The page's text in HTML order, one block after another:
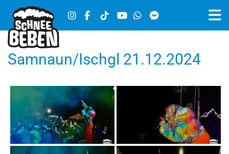
Samnaun/Ischgl 21.12.2024